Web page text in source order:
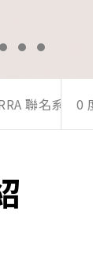
聯名系列0